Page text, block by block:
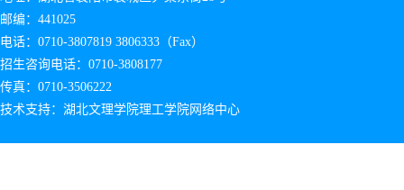
邮编：441025
电话：0710-3807819 3806333（Fax）
招生咨询电话：0710-3808177
传真：0710-3506222
技术支持：湖北文理学院理工学院网络中心